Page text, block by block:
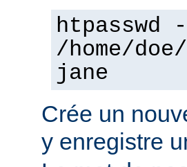
htpasswd
/home/
jane
Crée un
y enregistre